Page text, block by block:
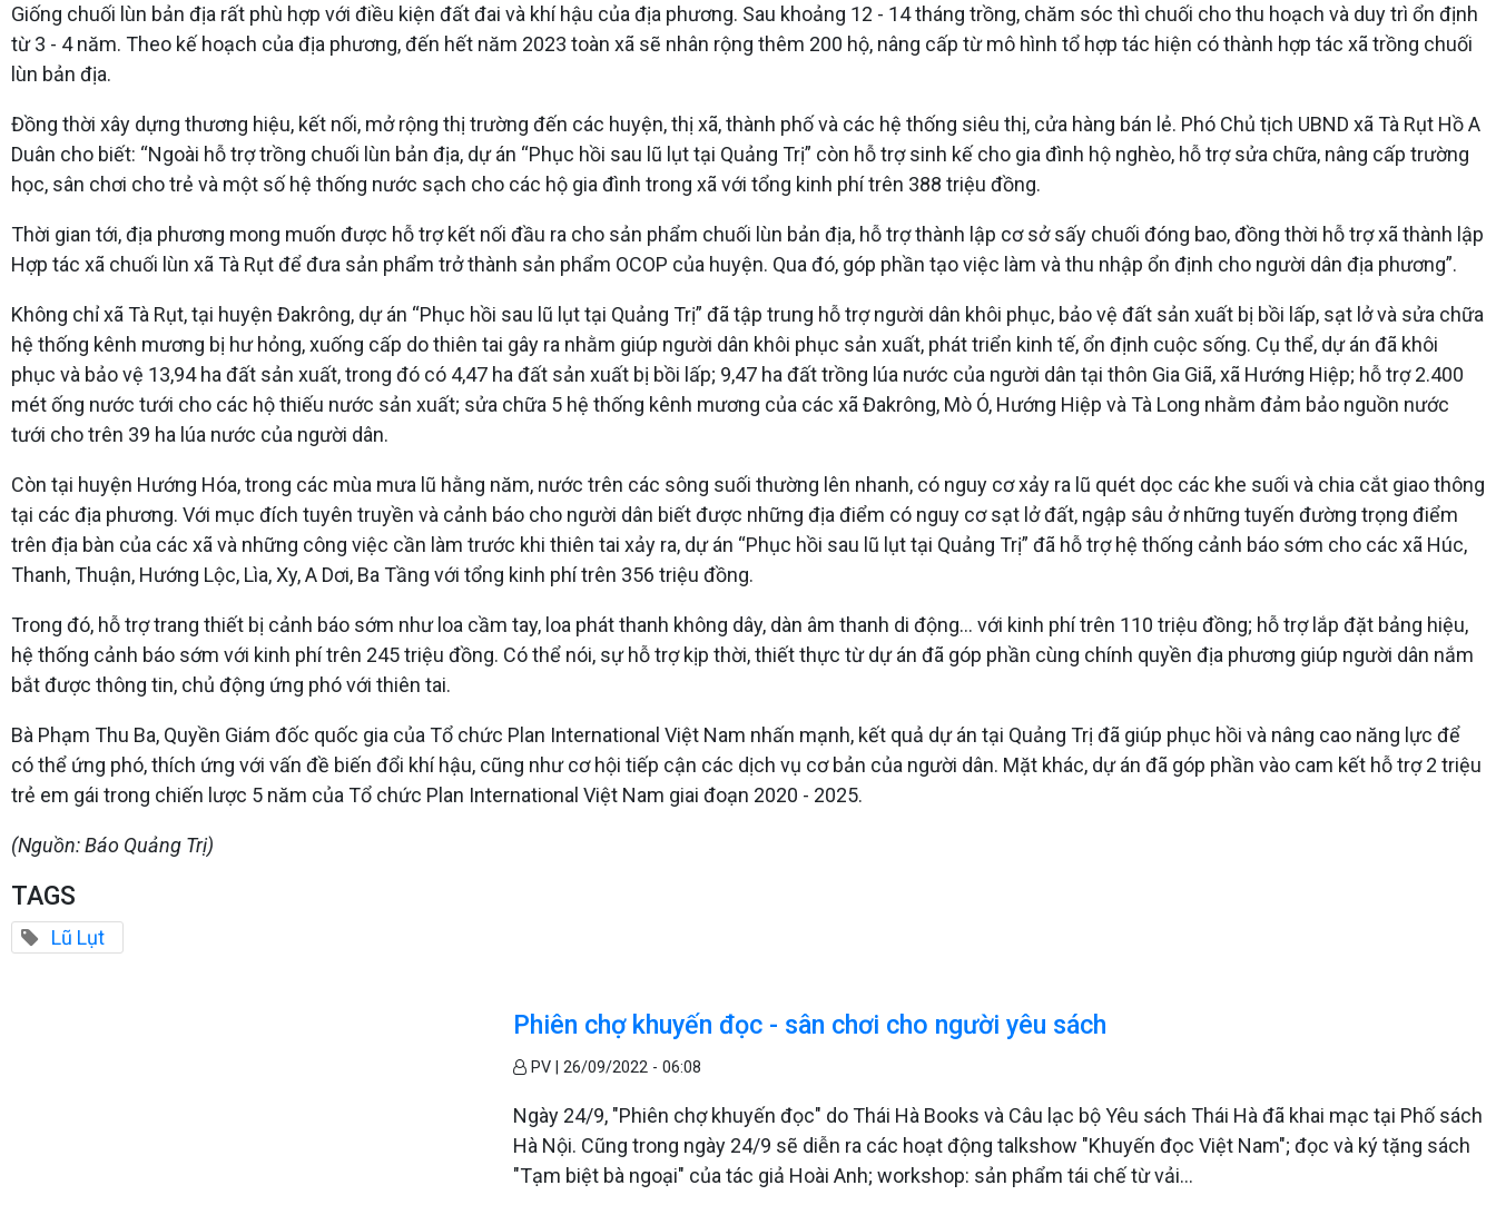
Giống chuối lùn bản địa rất phù hợp với điều kiện đất đai và khí hậu của địa phương. Sau khoảng 12 - 14 tháng trồng, chăm sóc thì chuối cho thu hoạch và duy trì ổn định
từ 3 - 4 năm. Theo kế hoạch của địa phương, đến hết năm 2023 toàn xã sẽ nhân rộng thêm 200 hộ, nâng cấp từ mô hình tổ hợp tác hiện có thành hợp tác xã trồng chuối
lùn bản địa.
Đồng thời xây dựng thương hiệu, kết nối, mở rộng thị trường đến các huyện, thị xã, thành phố và các hệ thống siêu thị, cửa hàng bán lẻ. Phó Chủ tịch UBND xã Tà Rụt Hồ A
Duân cho biết: “Ngoài hỗ trợ trồng chuối lùn bản địa, dự án “Phục hồi sau lũ lụt tại Quảng Trị” còn hỗ trợ sinh kế cho gia đình hộ nghèo, hỗ trợ sửa chữa, nâng cấp trường
học, sân chơi cho trẻ và một số hệ thống nước sạch cho các hộ gia đình trong xã với tổng kinh phí trên 388 triệu đồng.
Thời gian tới, địa phương mong muốn được hỗ trợ kết nối đầu ra cho sản phẩm chuối lùn bản địa, hỗ trợ thành lập cơ sở sấy chuối đóng bao, đồng thời hỗ trợ xã thành lập
Hợp tác xã chuối lùn xã Tà Rụt để đưa sản phẩm trở thành sản phẩm OCOP của huyện. Qua đó, góp phần tạo việc làm và thu nhập ổn định cho người dân địa phương”.
Không chỉ xã Tà Rụt, tại huyện Đakrông, dự án “Phục hồi sau lũ lụt tại Quảng Trị” đã tập trung hỗ trợ người dân khôi phục, bảo vệ đất sản xuất bị bồi lấp, sạt lở và sửa chữa
hệ thống kênh mương bị hư hỏng, xuống cấp do thiên tai gây ra nhằm giúp người dân khôi phục sản xuất, phát triển kinh tế, ổn định cuộc sống. Cụ thể, dự án đã khôi
phục và bảo vệ 13,94 ha đất sản xuất, trong đó có 4,47 ha đất sản xuất bị bồi lấp; 9,47 ha đất trồng lúa nước của người dân tại thôn Gia Giã, xã Hướng Hiệp; hỗ trợ 2.400
mét ống nước tưới cho các hộ thiếu nước sản xuất; sửa chữa 5 hệ thống kênh mương của các xã Đakrông, Mò Ó, Hướng Hiệp và Tà Long nhằm đảm bảo nguồn nước
tưới cho trên 39 ha lúa nước của người dân.
Còn tại huyện Hướng Hóa, trong các mùa mưa lũ hằng năm, nước trên các sông suối thường lên nhanh, có nguy cơ xảy ra lũ quét dọc các khe suối và chia cắt giao thông
tại các địa phương. Với mục đích tuyên truyền và cảnh báo cho người dân biết được những địa điểm có nguy cơ sạt lở đất, ngập sâu ở những tuyến đường trọng điểm
trên địa bàn của các xã và những công việc cần làm trước khi thiên tai xảy ra, dự án “Phục hồi sau lũ lụt tại Quảng Trị” đã hỗ trợ hệ thống cảnh báo sớm cho các xã Húc,
Thanh, Thuận, Hướng Lộc, Lìa, Xy, A Dơi, Ba Tầng với tổng kinh phí trên 356 triệu đồng.
Trong đó, hỗ trợ trang thiết bị cảnh báo sớm như loa cầm tay, loa phát thanh không dây, dàn âm thanh di động… với kinh phí trên 110 triệu đồng; hỗ trợ lắp đặt bảng hiệu,
hệ thống cảnh báo sớm với kinh phí trên 245 triệu đồng. Có thể nói, sự hỗ trợ kịp thời, thiết thực từ dự án đã góp phần cùng chính quyền địa phương giúp người dân nắm
bắt được thông tin, chủ động ứng phó với thiên tai.
Bà Phạm Thu Ba, Quyền Giám đốc quốc gia của Tổ chức Plan International Việt Nam nhấn mạnh, kết quả dự án tại Quảng Trị đã giúp phục hồi và nâng cao năng lực để
có thể ứng phó, thích ứng với vấn đề biến đổi khí hậu, cũng như cơ hội tiếp cận các dịch vụ cơ bản của người dân. Mặt khác, dự án đã góp phần vào cam kết hỗ trợ 2 triệu
trẻ em gái trong chiến lược 5 năm của Tổ chức Plan International Việt Nam giai đoạn 2020 - 2025.
(Nguồn: Báo Quảng Trị)
TAGS
Lũ Lụt
Phiên chợ khuyến đọc - sân chơi cho người yêu sách
PV |26/09/2022 - 06:08
Ngày 24/9, "Phiên chợ khuyến đọc" do Thái Hà Books và Câu lạc bộ Yêu sách Thái Hà đã khai mạc tại Phố sách
Hà Nội. Cũng trong ngày 24/9 sẽ diễn ra các hoạt động talkshow "Khuyến đọc Việt Nam"; đọc và ký tặng sách
"Tạm biệt bà ngoại" của tác giả Hoài Anh; workshop: sản phẩm tái chế từ vải...